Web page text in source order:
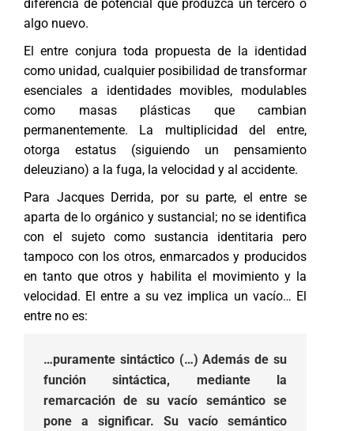
diferencia de potencial que produzca un tercero o
algo nuevo.
El entre conjura toda propuesta de la identidad
como unidad, cualquier posibilidad de transformar
esenciales a identidades movibles, modulables
como masas plásticas que cambian
permanentemente. La multiplicidad del entre,
otorga estatus (siguiendo un pensamiento
deleuziano) a la fuga, la velocidad y al accidente.
Para Jacques Derrida, por su parte, el entre se
aparta de lo orgánico y sustancial; no se identifica
con el sujeto como sustancia identitaria pero
tampoco con los otros, enmarcados y producidos
en tanto que otros y habilita el movimiento y la
velocidad. El entre a su vez implica un vacío… El
entre no es:
…puramente sintáctico (…) Además de su
función sintáctica, mediante la
remarcación de su vacío semántico se
pone a significar. Su vacío semántico